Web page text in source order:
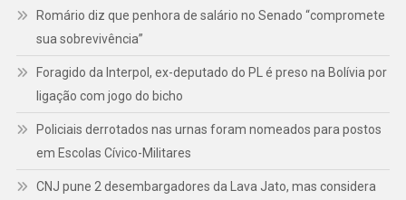
Romário diz que penhora de salário no Senado “compromete
sua sobrevivência”
Foragido da Interpol, ex-deputado do PL é preso na Bolívia por
ligação com jogo do bicho
Policiais derrotados nas urnas foram nomeados para postos
em Escolas Cívico-Militares
CNJ pune 2 desembargadores da Lava Jato, mas considera